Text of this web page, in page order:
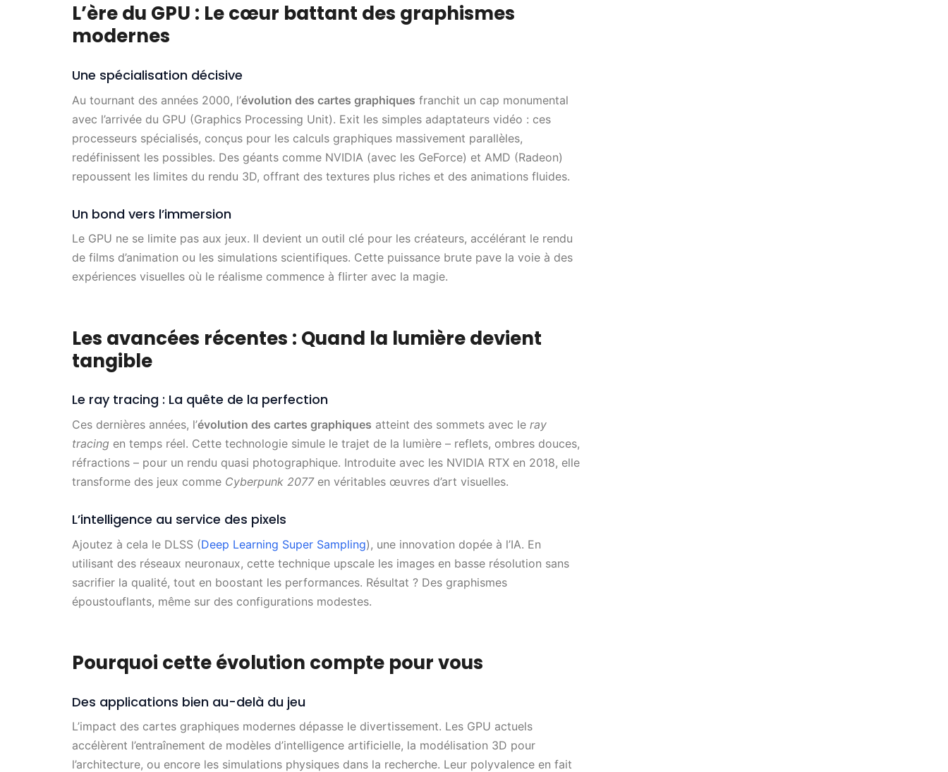
L’ère du GPU : Le cœur battant des graphismes
modernes
Une spécialisation décisive
Au tournant des années 2000, l’évolution des cartes graphiques franchit un cap monumental
avec l’arrivée du GPU (Graphics Processing Unit). Exit les simples adaptateurs vidéo : ces
processeurs spécialisés, conçus pour les calculs graphiques massivement parallèles,
redéfinissent les possibles. Des géants comme NVIDIA (avec les GeForce) et AMD (Radeon)
repoussent les limites du rendu 3D, offrant des textures plus riches et des animations fluides.
Un bond vers l’immersion
Le GPU ne se limite pas aux jeux. Il devient un outil clé pour les créateurs, accélérant le rendu
de films d’animation ou les simulations scientifiques. Cette puissance brute pave la voie à des
expériences visuelles où le réalisme commence à flirter avec la magie.
Les avancées récentes : Quand la lumière devient
tangible
Le ray tracing : La quête de la perfection
Ces dernières années, l’évolution des cartes graphiques atteint des sommets avec le ray
tracing en temps réel. Cette technologie simule le trajet de la lumière – reflets, ombres douces,
réfractions – pour un rendu quasi photographique. Introduite avec les NVIDIA RTX en 2018, elle
transforme des jeux comme Cyberpunk 2077en véritables œuvres d’art visuelles.
L’intelligence au service des pixels
Ajoutez à cela le DLSS (Deep Learning Super Sampling), une innovation dopée à l’IA. En
utilisant des réseaux neuronaux, cette technique upscale les images en basse résolution sans
sacrifier la qualité, tout en boostant les performances. Résultat ? Des graphismes
époustouflants, même sur des configurations modestes.
Pourquoi cette évolution compte pour vous
Des applications bien au-delà du jeu
L’impact des cartes graphiques modernes dépasse le divertissement. Les GPU actuels
accélèrent l’entraînement de modèles d’intelligence artificielle, la modélisation 3D pour
l’architecture, ou encore les simulations physiques dans la recherche. Leur polyvalence en fait